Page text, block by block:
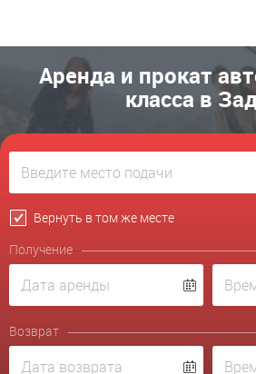
Аренда и прокат
класса в
Вернуть в том же месте
Получение
Возврат